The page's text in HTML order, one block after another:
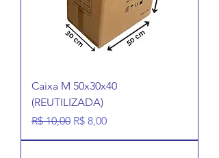
Caixa M 50x30x40
(REUTILIZADA)
Preço normal
R$ 10,00 Preço promocional
R$ 8,00